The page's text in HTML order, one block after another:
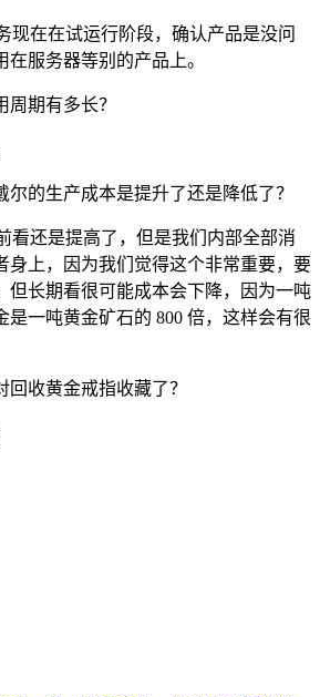
现在在试运行阶段，确认产品是没问
服务器等别的产品上。
周期有多长？
尔的生产成本是提升了还是降低了？
看还是提高了，但是我们内部全部消
身上，因为我们觉得这个非常重要，要
但长期看很可能成本会下降，因为一吨
是一吨黄金矿石的 800 倍，这样会有很
收黄金戒指收藏了？